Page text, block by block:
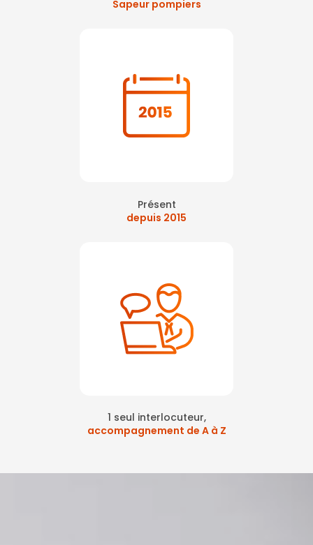
Sapeur pompiers
Présent
depuis 2015
1 seul interlocuteur,
accompagnement de A à Z